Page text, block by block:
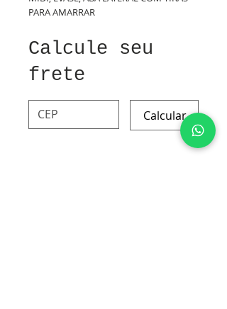
PARA AMARRAR
Calcule seu
frete
Calcular